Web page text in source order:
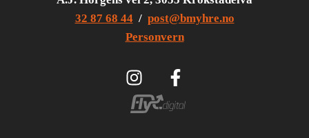
32 87 68 44/ post@bmyhre.no
Personvern